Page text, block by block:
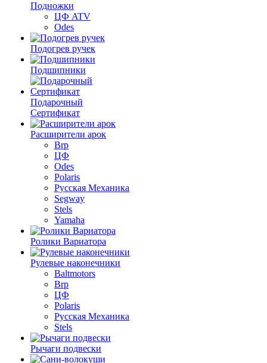
Подножки
ЦФ ATV
Odes
Подогрев ручек
Подшипники
Подарочный
Сертификат
Расширители арок
Brp
ЦФ
Odes
Polaris
Русская Механика
Segway
Stels
Yamaha
Ролики Вариатора
Рулевые наконечники
Baltmotors
Brp
ЦФ
Polaris
Русская Механика
Stels
Рычаги подвески